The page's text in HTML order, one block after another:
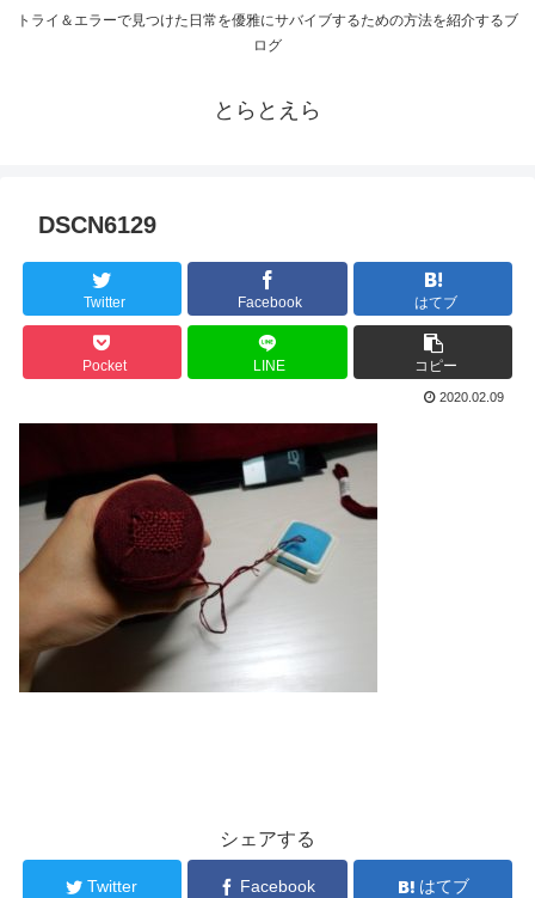
トライ＆エラーで見つけた日常を優雅にサバイブするための方法を紹介するブ
ログ
とらとえら
DSCN6129
Twitter Facebook はてブ
Pocket LINE コピー
2020.02.09
シェアする
Twitter Facebook はてブ